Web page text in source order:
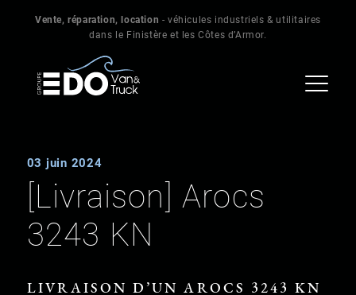
Vente, réparation, location - véhicules industriels & utilitaires
dans le Finistère et les Côtes d’Armor.
03 juin 2024
[Livraison] Arocs
3243 KN
LIVRAISON D’UN AROCS 3243 KN